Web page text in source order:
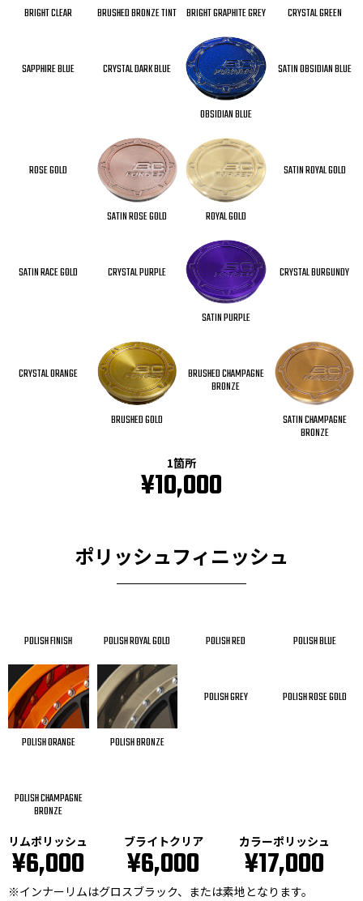
BRIGHT CLEAR BRUSHED BRONZE TINT BRIGHT GRAPHITE GREY CRYSTAL GREEN
SAPPHIRE BLUE CRYSTAL DARK BLUE
OBSIDIAN BLUE
SATIN OBSIDIAN BLUE
ROSE GOLD
SATIN ROSE GOLD ROYAL GOLD
SATIN ROYAL GOLD
SATIN RACE GOLD CRYSTAL PURPLE
SATIN PURPLE
CRYSTAL BURGUNDY
CRYSTAL ORANGE
BRUSHED GOLD
BRUSHED CHAMPAGNE
BRONZE
SATIN CHAMPAGNE
BRONZE
1箇所
¥10,000
ポリッシュフィニッシュ
POLISH FINISH POLISH ROYAL GOLD POLISH RED POLISH BLUE
POLISH ORANGE POLISH BRONZE
POLISH GREY POLISH ROSE GOLD
POLISH CHAMPAGNE
BRONZE
リムポリッシュ
¥6,000
ブライトクリア
¥6,000
カラーポリッシュ
¥17,000
※インナーリムはグロスブラック、または素地となります。